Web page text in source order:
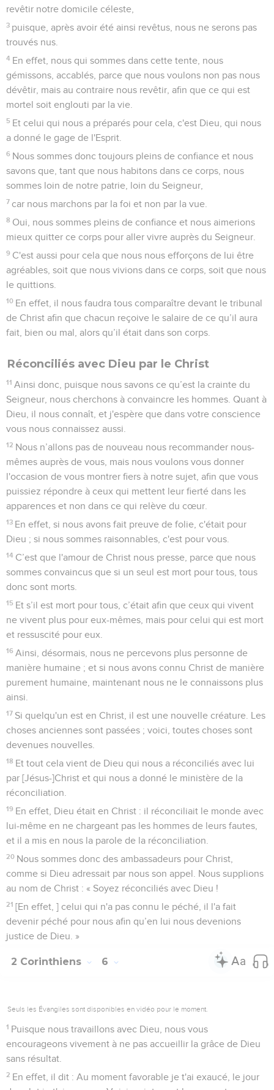
revêtir notre domicile céleste,
3 puisque, après avoir été ainsi revêtus, nous ne serons pas
trouvés nus.
4 En effet, nous qui sommes dans cette tente, nous
gémissons, accablés, parce que nous voulons non pas nous
dévêtir, mais au contraire nous revêtir, afin que ce qui est
mortel soit englouti par la vie.
5 Et celui qui nous a préparés pour cela, c'est Dieu, qui nous
a donné le gage de l'Esprit.
6 Nous sommes donc toujours pleins de confiance et nous
savons que, tant que nous habitons dans ce corps, nous
sommes loin de notre patrie, loin du Seigneur,
7 car nous marchons par la foi et non par la vue.
8 Oui, nous sommes pleins de confiance et nous aimerions
mieux quitter ce corps pour aller vivre auprès du Seigneur.
9 C'est aussi pour cela que nous nous efforçons de lui être
agréables, soit que nous vivions dans ce corps, soit que nous
le quittions.
10 En effet, il nous faudra tous comparaître devant le tribunal
de Christ afin que chacun reçoive le salaire de ce qu’il aura
fait, bien ou mal, alors qu’il était dans son corps.
Réconciliés avec Dieu par le Christ
11 Ainsi donc, puisque nous savons ce qu’est la crainte du
Seigneur, nous cherchons à convaincre les hommes. Quant à
Dieu, il nous connaît, et j'espère que dans votre conscience
vous nous connaissez aussi.
12 Nous n’allons pas de nouveau nous recommander nous-
mêmes auprès de vous, mais nous voulons vous donner
l'occasion de vous montrer fiers à notre sujet, afin que vous
puissiez répondre à ceux qui mettent leur fierté dans les
apparences et non dans ce qui relève du cœur.
13 En effet, si nous avons fait preuve de folie, c'était pour
Dieu ; si nous sommes raisonnables, c'est pour vous.
14 C’est que l'amour de Christ nous presse, parce que nous
sommes convaincus que si un seul est mort pour tous, tous
donc sont morts.
15 Et s’il est mort pour tous, c’était afin que ceux qui vivent
ne vivent plus pour eux-mêmes, mais pour celui qui est mort
et ressuscité pour eux.
16 Ainsi, désormais, nous ne percevons plus personne de
manière humaine ; et si nous avons connu Christ de manière
purement humaine, maintenant nous ne le connaissons plus
ainsi.
17 Si quelqu'un est en Christ, il est une nouvelle créature. Les
choses anciennes sont passées ; voici, toutes choses sont
devenues nouvelles.
18 Et tout cela vient de Dieu qui nous a réconciliés avec lui
par [Jésus-]Christ et qui nous a donné le ministère de la
réconciliation.
19 En effet, Dieu était en Christ : il réconciliait le monde avec
lui-même en ne chargeant pas les hommes de leurs fautes,
et il a mis en nous la parole de la réconciliation.
20 Nous sommes donc des ambassadeurs pour Christ,
comme si Dieu adressait par nous son appel. Nous supplions
au nom de Christ : « Soyez réconciliés avec Dieu !
21 [En effet, ] celui qui n'a pas connu le péché, il l'a fait
devenir péché pour nous afin qu’en lui nous devenions
justice de Dieu. »
2 Corinthiens 6
Seuls les Évangiles sont disponibles en vidéo pour le moment.
1 Puisque nous travaillons avec Dieu, nous vous
encourageons vivement à ne pas accueillir la grâce de Dieu
sans résultat.
2 En effet, il dit : Au moment favorable je t'ai exaucé, le jour